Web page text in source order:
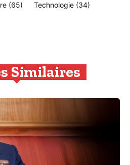
(65) Technologie (34)
Similaires